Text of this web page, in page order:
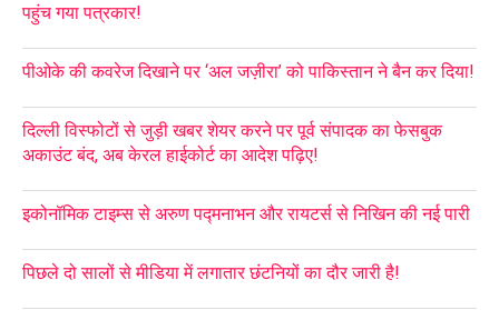
पहुंच गया पत्रकार!
पीओके की कवरेज दिखाने पर ‘अल जज़ीरा’ को पाकिस्तान ने बैन कर दिया!
दिल्ली विस्फोटों से जुड़ी खबर शेयर करने पर पूर्व संपादक का फेसबुक
अकाउंट बंद, अब केरल हाईकोर्ट का आदेश पढ़िए!
इकोनॉमिक टाइम्स से अरुण पद्मनाभन और रायटर्स से निखिन की नई पारी
पिछले दो सालों से मीडिया में लगातार छंटनियों का दौर जारी है!